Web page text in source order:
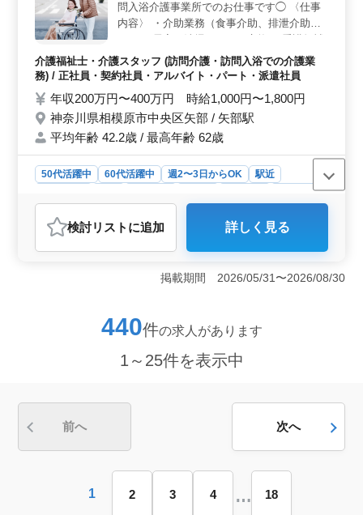
働き方と高待遇が魅力＞ 車通勤が可能で通勤のストレ
スが軽減されます。給与面でも、年収200万円から400万
円、時給1,000円から1,800円と非常に魅力的な条件が提
示されています。週休2日制で有給休暇や年末年始休暇も
取得できるためプライベートの充実も図れます。
問入浴介護事業所でのお仕事です◯ 〈仕事
内容〉 ・介助業務（食事介助、排泄介助な
助 ・生活援助 ・移動介助 ・身体機能の維
持・回復サポート ・レクリエーションの実
ご相談ください ＊駅チカ 60代のスタッフも
活躍中！ 皆様のご応募をお待ちしておりま
す♪
介護福祉士・介護スタッフ (訪問介護・訪問入浴での介護業
務) / 正社員・契約社員・アルバイト・パート・派遣社員
年収200万円〜400万円 時給1,000円〜1,800円
神奈川県相模原市中央区矢部 / 矢部駅
平均年齢 42.2歳 / 最高年齢 62歳
50代活躍中 60代活躍中 週2〜3日からOK
駅近
派遣社員
介護福祉士・介護スタッフ
おすすめポイント
＜経験者優遇＞ 介護経験1年以上必須です。訪問介護ス
テーションでの業務経験が活かせます。居室清掃や移動
介助など幅広い業務を通じて介護技術やコミュニケーシ
の方々に寄り添ったサポートを提供しましょう。 ＜
多彩な雇用形態＞ 正社員、契約社員、アルバイト・パ
働き方に合わせて柔軟な勤務が可能です。週2〜3日から
できる環境です。経験豊富な方々のご参加により、チー
検討リスト に追加 詳しく見る
掲載期間 2026/05/31〜2026/08/30
440件の求人があります
1～25件を表示中
前へ 次へ
1 2 3 4 … 18